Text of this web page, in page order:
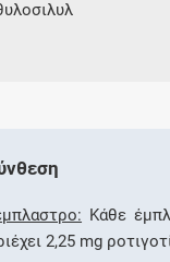
Κάθε
2,25 mg